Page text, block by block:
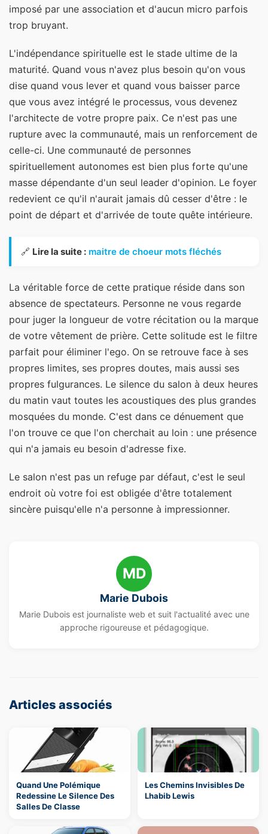
imposé par une association et d'aucun micro parfois
trop bruyant.
L'indépendance spirituelle est le stade ultime de la
maturité. Quand vous n'avez plus besoin qu'on vous
dise quand vous lever et quand vous baisser parce
que vous avez intégré le processus, vous devenez
l'architecte de votre propre paix. Ce n'est pas une
rupture avec la communauté, mais un renforcement de
celle-ci. Une communauté de personnes
spirituellement autonomes est bien plus forte qu'une
masse dépendante d'un seul leader d'opinion. Le foyer
redevient ce qu'il n'aurait jamais dû cesser d'être : le
point de départ et d'arrivée de toute quête intérieure.
🔗 Lire la suite : maitre de choeur mots fléchés
La véritable force de cette pratique réside dans son
absence de spectateurs. Personne ne vous regarde
pour juger la longueur de votre récitation ou la marque
de votre vêtement de prière. Cette solitude est le filtre
parfait pour éliminer l'ego. On se retrouve face à ses
propres limites, ses propres doutes, mais aussi ses
propres fulgurances. Le silence du salon à deux heures
du matin vaut toutes les acoustiques des plus grandes
mosquées du monde. C'est dans ce dénuement que
l'on trouve ce que l'on cherchait au loin : une présence
qui n'a jamais eu besoin d'adresse fixe.
Le salon n'est pas un refuge par défaut, c'est le seul
endroit où votre foi est obligée d'être totalement
sincère puisqu'elle n'a personne à impressionner.
MD
Marie Dubois
Marie Dubois est journaliste web et suit l'actualité avec une
approche rigoureuse et pédagogique.
Articles associés
Quand Une Polémique
Redessine Le Silence Des
Salles De Classe
Les Chemins Invisibles De
Lhabib Lewis